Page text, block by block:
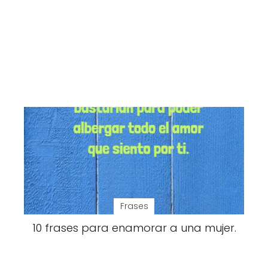
Frases
10 frases para enamorar a una mujer.